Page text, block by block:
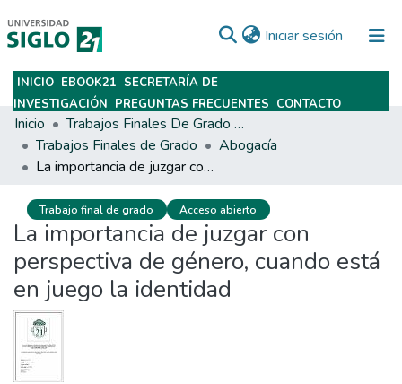
Iniciar sesión (current)
Subir
INICIO EBOOK21 SECRETARÍA DE
INVESTIGACIÓN PREGUNTAS FRECUENTES CONTACTO
Inicio
Trabajos Finales De Grado Y Posgrado
Trabajos Finales de Grado
Abogacía
La importancia de juzgar con perspectiva de género, cuando está en juego la identidad
Trabajo final de grado Acceso abierto
La importancia de juzgar con
perspectiva de género, cuando está
en juego la identidad